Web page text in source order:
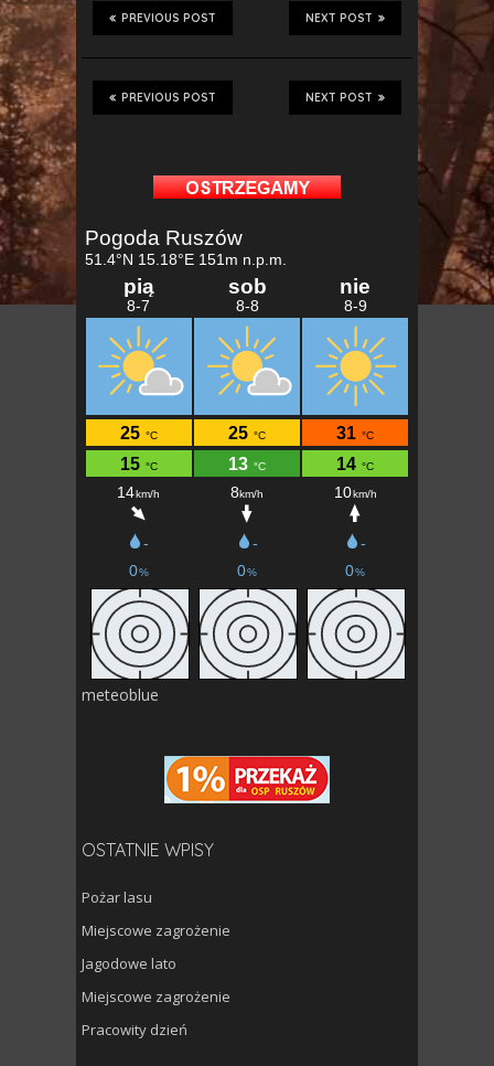
NEXT POST
PREVIOUS POST
NEXT POST
PREVIOUS POST
meteoblue
OSTATNIE WPISY
Pożar lasu
Miejscowe zagrożenie
Jagodowe lato
Miejscowe zagrożenie
Pracowity dzień